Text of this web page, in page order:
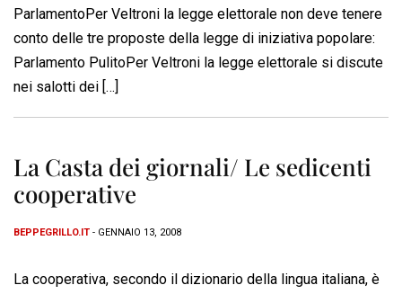
ParlamentoPer Veltroni la legge elettorale non deve tenere
conto delle tre proposte della legge di iniziativa popolare:
Parlamento PulitoPer Veltroni la legge elettorale si discute
nei salotti dei […]
La Casta dei giornali/ Le sedicenti
cooperative
BEPPEGRILLO.IT - GENNAIO 13, 2008
La cooperativa, secondo il dizionario della lingua italiana, è